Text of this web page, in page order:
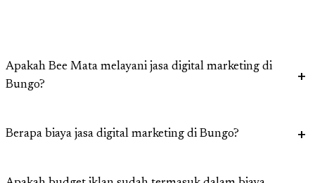
Apakah Bee Mata melayani jasa digital marketing di
Bungo?
Berapa biaya jasa digital marketing di Bungo?